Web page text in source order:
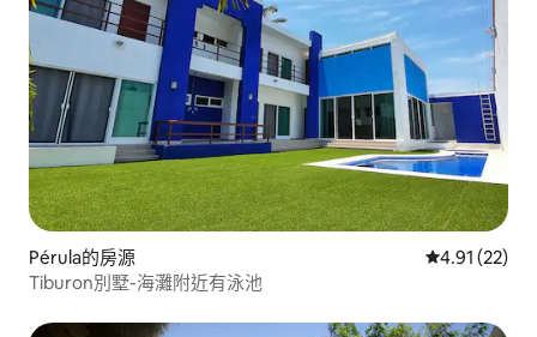
Pérula的房源 從 22 則評價
4.91 (22)
Tiburon別墅-海灘附近有泳池